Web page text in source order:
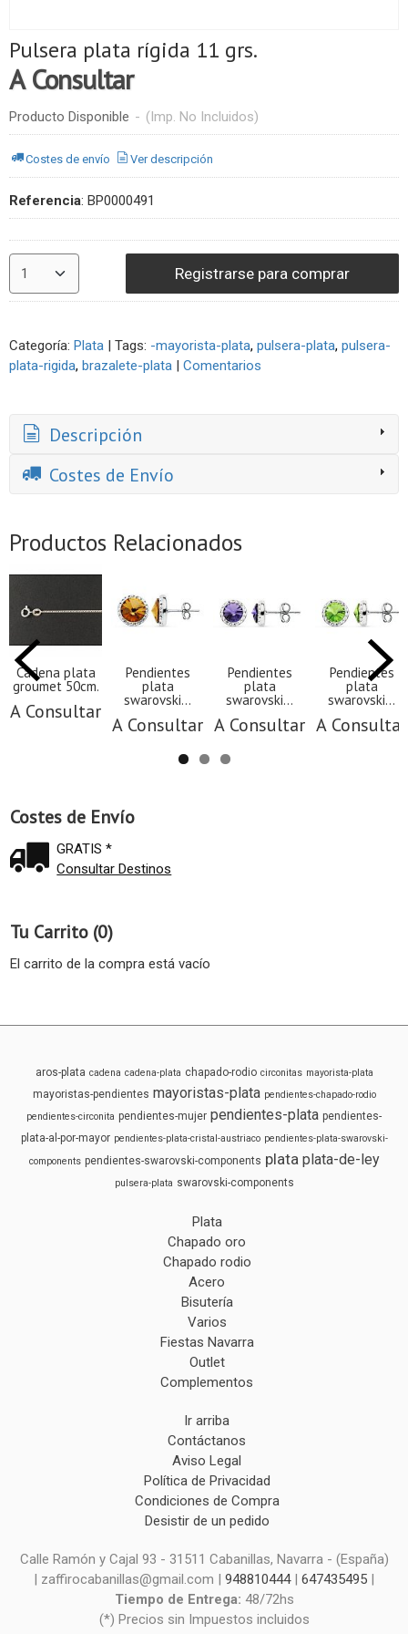
Costes de Envío
GRATIS *
Consultar Destinos
Tu Carrito (0)
El carrito de la compra está vacío
Pulsera plata rígida 11 grs.
A Consultar
Producto Disponible - (Imp. No Incluidos)
Costes de envío Ver descripción
Referencia: BP0000491
Registrarse para comprar
Categoría: Plata | Tags: -mayorista-plata pulsera-plata pulsera-
plata-rigida brazalete-plata | Comentarios
Descripción
Costes de Envío
Productos Relacionados
Cadena plata
groumet 50cm.
A Consultar
Pendientes
plata
swarovski...
A Consultar
Pendientes
plata
swarovski...
A Consultar
Pendientes
plata
swarovski...
A Consultar
aros-plata cadena cadena-plata chapado-rodio circonitas mayorista-plata
mayoristas-pendientes mayoristas-plata pendientes-chapado-rodio
pendientes-circonita pendientes-mujer pendientes-plata pendientes-
plata-al-por-mayor pendientes-plata-cristal-austriaco pendientes-plata-swarovski-
components pendientes-swarovski-components plata plata-de-ley
pulsera-plata swarovski-components
Plata
Chapado oro
Chapado rodio
Acero
Bisutería
Varios
Fiestas Navarra
Outlet
Complementos
Ir arriba
Contáctanos
Aviso Legal
Política de Privacidad
Condiciones de Compra
Desistir de un pedido
Calle Ramón y Cajal 93 - 31511 Cabanillas, Navarra - (España)
| zaffirocabanillas@gmail.com | 948810444| 647435495 |
Tiempo de Entrega: 48/72hs
(*) Precios sin Impuestos incluidos